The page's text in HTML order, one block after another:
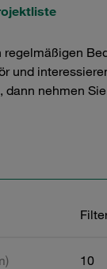
regelmäßigen
und
dann nehmen
10